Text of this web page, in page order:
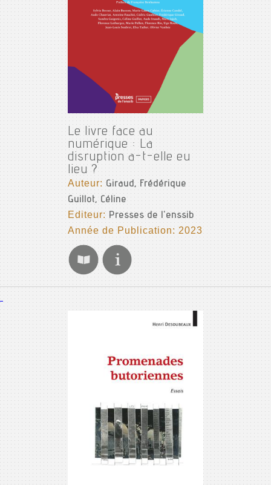
Le livre face au
numérique : La
disruption a-t-elle eu
lieu ?
Auteur:Giraud, Frédérique
Guillot, Céline
Editeur: Presses de l'enssib
Année de Publication: 2023